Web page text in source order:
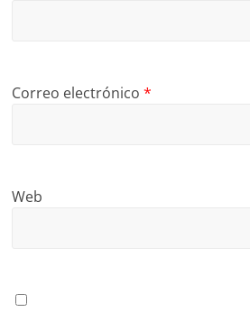
Correo electrónico*
Web